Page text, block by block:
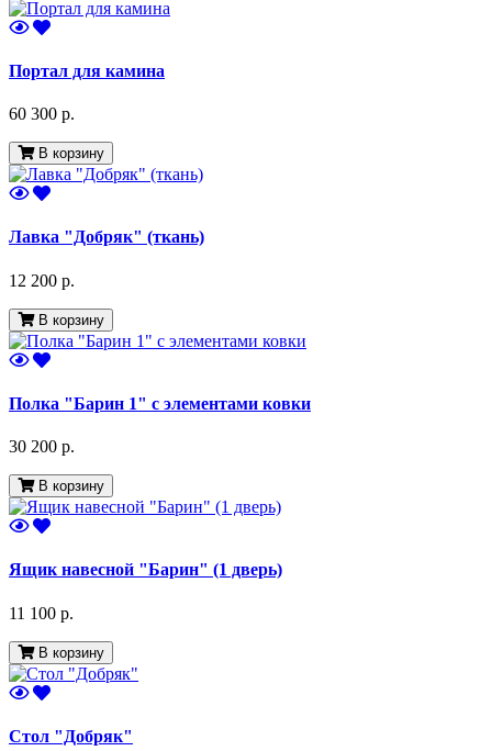
Портал для камина
60 300 р.
В корзину
Лавка "Добряк" (ткань)
12 200 р.
В корзину
Полка "Барин 1" с элементами ковки
30 200 р.
В корзину
Ящик навесной "Барин" (1 дверь)
11 100 р.
В корзину
Стол "Добряк"